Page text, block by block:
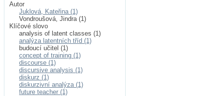
Autor
Juklová, Kateřina (1)
Vondroušová, Jindra (1)
Klíčové slovo
analysis of latent classes (1)
analýza latentních tříd (1)
budoucí učitel (1)
concept of training (1)
discourse (1)
discursive analysis (1)
diskurz (1)
diskurzivní analýza (1)
future teacher (1)